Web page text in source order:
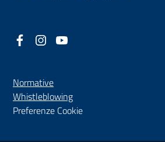
Facebook
(nuova scheda - new tab)
Instagram
(nuova scheda - new tab)
Normative
Whistleblowing(nuova scheda - new tab)
Preferenze Cookie